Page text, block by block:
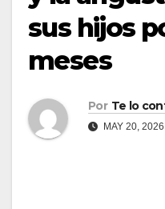
sus hijos
meses
Por Te lo
MAY 20, 2026